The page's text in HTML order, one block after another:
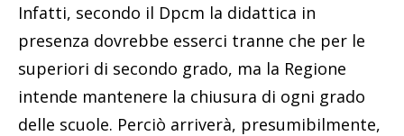
Infatti, secondo il Dpcm la didattica in
presenza dovrebbe esserci tranne che per le
superiori di secondo grado, ma la Regione
intende mantenere la chiusura di ogni grado
delle scuole. Perciò arriverà, presumibilmente,